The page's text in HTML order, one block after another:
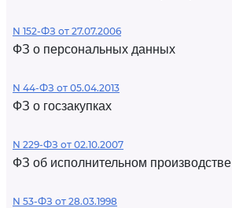
N 152-ФЗ от 27.07.2006
ФЗ о персональных данных
N 44-ФЗ от 05.04.2013
ФЗ о госзакупках
N 229-ФЗ от 02.10.2007
ФЗ об исполнительном производстве
N 53-ФЗ от 28.03.1998